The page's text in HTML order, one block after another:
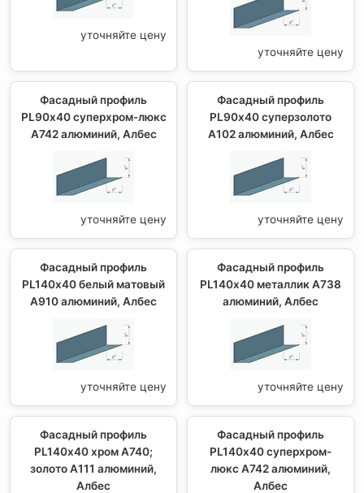
уточняйте цену
уточняйте цену
Фасадный профиль
PL90х40 суперхром-люкс
А742 алюминий, Албес
уточняйте цену
Фасадный профиль
PL90х40 суперзолото
А102 алюминий, Албес
уточняйте цену
Фасадный профиль
PL140х40 белый матовый
А910 алюминий, Албес
уточняйте цену
Фасадный профиль
PL140х40 металлик А738
алюминий, Албес
уточняйте цену
Фасадный профиль
PL140х40 хром А740;
золото А111 алюминий,
Албес
Фасадный профиль
PL140х40 суперхром-
люкс А742 алюминий,
Албес